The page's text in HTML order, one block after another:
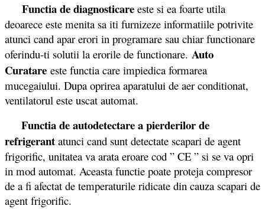
Functia de diagnosticare este si ea foarte utila
deoarece este menita sa iti furnizeze informatiile potrivite
atunci cand apar erori in programare sau chiar functionare
oferindu-ti solutii la erorile de functionare. Auto
Curatare este functia care impiedica formarea
mucegaiului. Dupa oprirea aparatului de aer conditionat,
ventilatorul este uscat automat.
Functia de autodetectare a pierderilor de
refrigerant atunci cand sunt detectate scapari de agent
frigorific, unitatea va arata eroare cod ” CE ” si se va opri
in mod automat. Aceasta functie poate proteja compresor
de a fi afectat de temperaturile ridicate din cauza scapari de
agent frigorific.